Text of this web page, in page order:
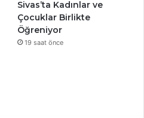
Sivas’ta Kadınlar ve
Çocuklar Birlikte
Öğreniyor
19 saat önce